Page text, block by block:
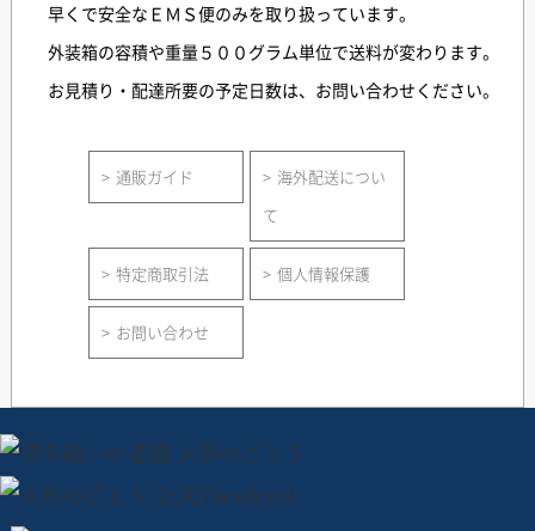
早くで安全なＥＭＳ便のみを取り扱っています。
外装箱の容積や重量５００グラム単位で送料が変わります。
お見積り・配達所要の予定日数は、お問い合わせください。
通販ガイド
海外配送につい
て
特定商取引法 個人情報保護
お問い合わせ